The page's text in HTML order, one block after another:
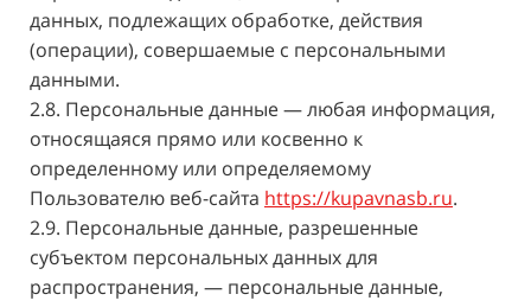
данных, подлежащих обработке, действия
(операции), совершаемые с персональными
данными.
2.8. Персональные данные — любая информация,
относящаяся прямо или косвенно к
определенному или определяемому
Пользователю веб-сайта https://kupavnasb.ru.
2.9. Персональные данные, разрешенные
субъектом персональных данных для
распространения, — персональные данные,